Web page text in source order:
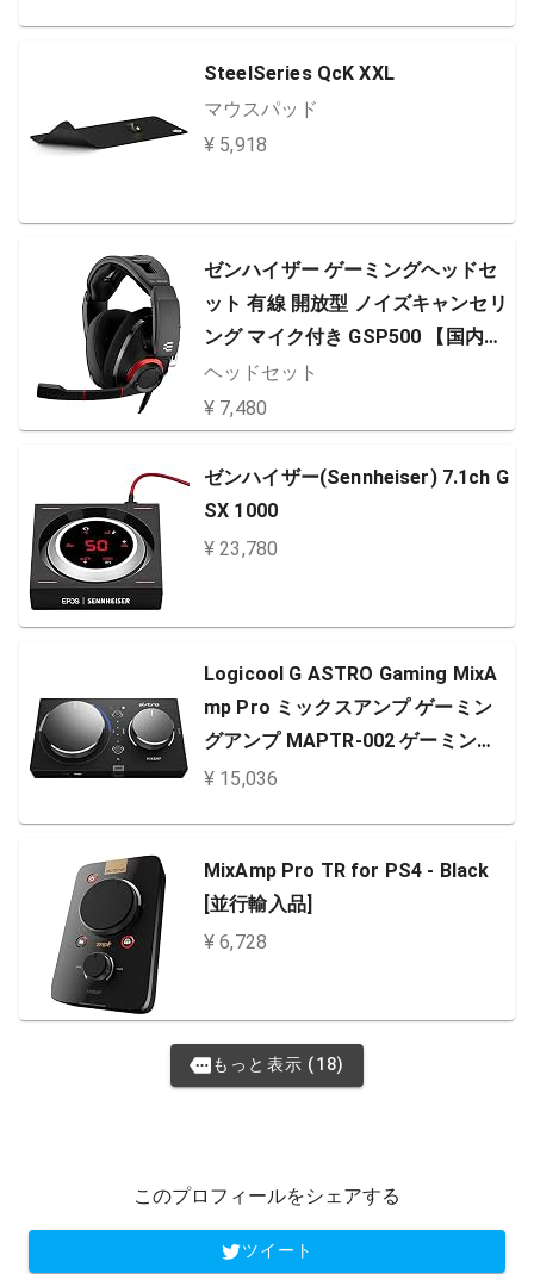
SteelSeries QcK XXL
マウスパッド
¥ 5,918
ゼンハイザー ゲーミングヘッドセ
ット 有線 開放型 ノイズキャンセリ
ング マイク付き GSP500 【国内正
規品】
ヘッドセット
¥ 7,480
ゼンハイザー(Sennheiser) 7.1ch G
SX 1000
¥ 23,780
Logicool G ASTRO Gaming MixA
mp Pro ミックスアンプ ゲーミン
グアンプ MAPTR-002 ゲーミング
ヘッドセット 用 オーディオミキサ
アンプ ゲーミングミキサー MAPT
R 国内正規品
¥ 15,036
MixAmp Pro TR for PS4 - Black
[並行輸入品]
¥ 6,728
もっと表示 (18)
このプロフィールをシェアする
ツイート